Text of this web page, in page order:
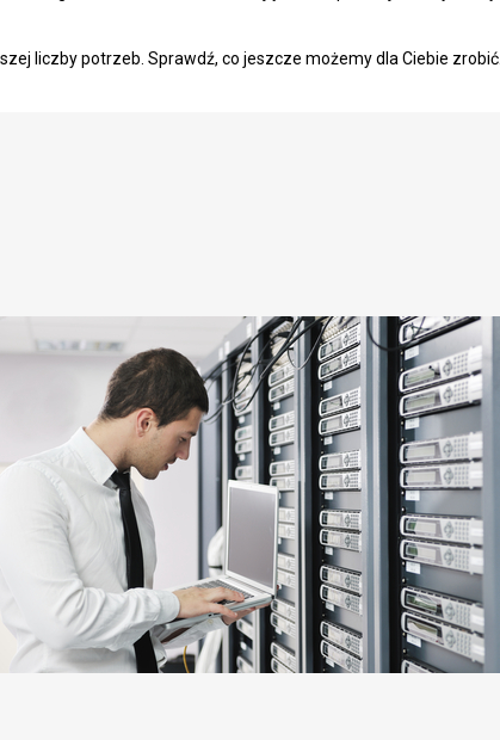
liczby potrzeb. Sprawdź, co jeszcze możemy dla Ciebie zrobić.